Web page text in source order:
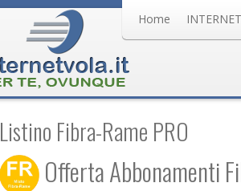
Home
Listino Fibra-Rame PRO
Offerta Abbonamenti